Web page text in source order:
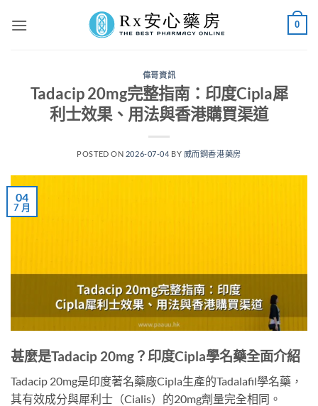
0
偉哥資訊
Tadacip 20mg完整指南：印度Cipla犀
利士效果、用法與香港購買渠道
POSTED ON 2026-07-04 BY 威而鋼香港藥房
04
7 月
甚麼是Tadacip 20mg？印度Cipla學名藥全面介紹
Tadacip 20mg是印度著名藥廠Cipla生產的Tadalafil學名藥，
其有效成分與犀利士（Cialis）的20mg劑量完全相同。